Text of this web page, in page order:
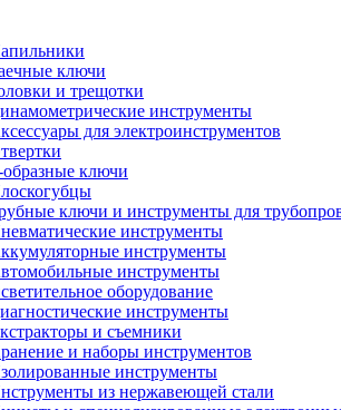
ключи
и трещотки
инструменты
для электроинструментов
ключи
ключи и инструменты для
инструменты
инструменты
инструменты
оборудование
инструменты
и съемники
и наборы инструментов
инструменты
из нержавеющей стали